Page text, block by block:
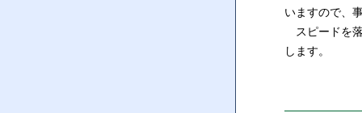
いますので、
スピードを
します。